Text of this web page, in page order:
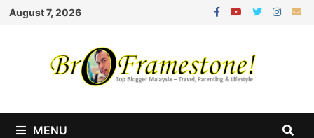
Skip
August 7, 2026
MENU